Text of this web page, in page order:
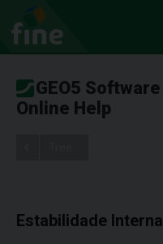
GEO5 Software
Online Help
Estabilidade Interna